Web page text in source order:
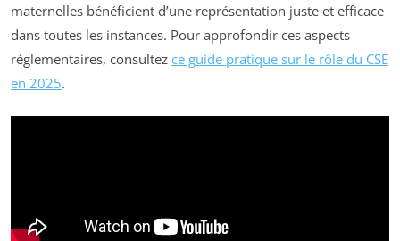
maternelles bénéficient d’une représentation juste et efficace
dans toutes les instances. Pour approfondir ces aspects
réglementaires, consultez ce guide pratique sur le rôle du CSE
en 2025.